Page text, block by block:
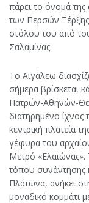
πάρει το όνομά
των Περσών
στόλου του από
Σαλαμίνας.
Το Αιγάλεω
σήμερα βρίσκεται
Πατρών-Aθηνών-
διατηρημένο ίχνος
κεντρική πλατεία
γέφυρα του
Μετρό
τόπου συνάντησης
Πλάτωνα, ανήκει
μοναδικό κομμάτι